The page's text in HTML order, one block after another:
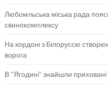
Любомльська міська рада
свинокомплексу
На кордоні з Білоруссю
ворога
В “Ягодині” знайшли приховані